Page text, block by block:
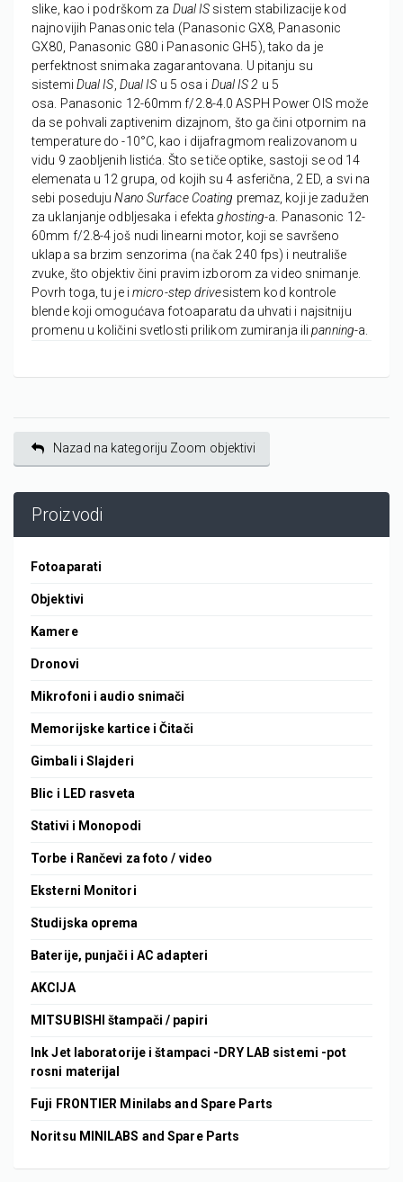
slike, kao i podrškom za Dual IS sistem stabilizacije kod
najnovijih Panasonic tela (Panasonic GX8, Panasonic
GX80, Panasonic G80 i Panasonic GH5), tako da je
perfektnost snimaka zagarantovana. U pitanju su
sistemi Dual IS Dual IS u 5 osa i Dual IS 2 u 5
osa. Panasonic 12-60mm f/2.8-4.0 ASPH Power OIS može
da se pohvali zaptivenim dizajnom, što ga čini otpornim na
temperature do -10°C, kao i dijafragmom realizovanom u
vidu 9 zaobljenih listića. Što se tiče optike, sastoji se od 14
elemenata u 12 grupa, od kojih su 4 asferična, 2 ED, a svi na
sebi posedujuNano Surface Coating premaz, koji je zadužen
za uklanjanje odbljesaka i efektaghosting-a. Panasonic 12-
60mm f/2.8-4 još nudi linearni motor, koji se savršeno
uklapa sa brzim senzorima (na čak 240 fps) i neutrališe
zvuke, što objektiv čini pravim izborom za video snimanje.
Povrh toga, tu je i micro-step drivesistem kod kontrole
blende koji omogućava fotoaparatu da uhvati i najsitniju
promenu u količini svetlosti prilikom zumiranja ilipanning-a.
Nazad na kategoriju Zoom objektivi
Proizvodi
Fotoaparati
Objektivi
Kamere
Dronovi
Mikrofoni i audio snimači
Memorijske kartice i Čitači
Gimbali i Slajderi
Blic i LED rasveta
Stativi i Monopodi
Torbe i Rančevi za foto / video
Eksterni Monitori
Studijska oprema
Baterije, punjači i AC adapteri
AKCIJA
MITSUBISHI štampači / papiri
Ink Jet laboratorije i štampaci -DRY LAB sistemi -pot
rosni materijal
Fuji FRONTIER Minilabs and Spare Parts
Noritsu MINILABS and Spare Parts